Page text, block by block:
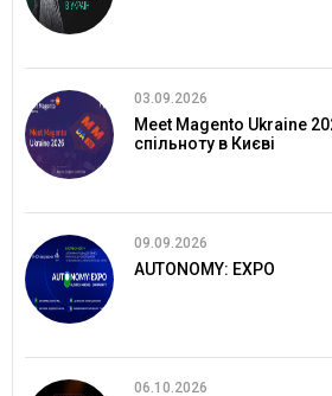
03.09.2026
Meet Magento Ukraine
спільноту в Києві
09.09.2026
AUTONOMY: EXPO
06.10.2026